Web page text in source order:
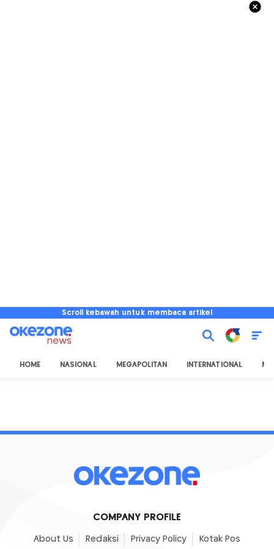
Scroll kebawah untuk membaca artikel
HOME NASIONAL MEGAPOLITAN INTERNATIONAL
COMPANY PROFILE
About Us Redaksi Privacy Policy Kotak Pos